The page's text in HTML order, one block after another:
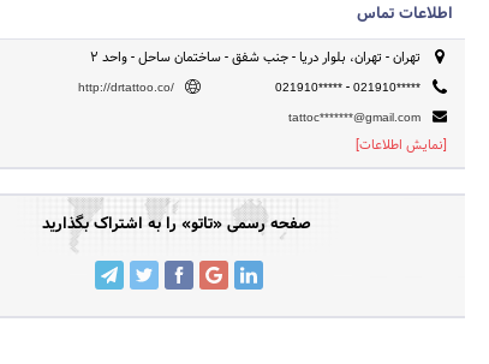
اطلاعات تماس
تهران - تهران، بلوار دریا - جنب شفق - ساختمان ساحل - واحد ۲
021910***** - 021910*****
http://drtattoo.co/
tattoc*******@gmail.com
[نمایش اطلاعات]
صفحه رسمی «تاتو» را به اشتراک بگذارید